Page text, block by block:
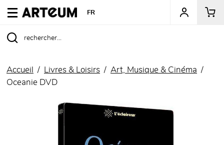
ARTEUM, la référence des boutiques de musées
FR
Accueil Livres & Loisirs
Art, Musique & Cinéma
Oceanie DVD